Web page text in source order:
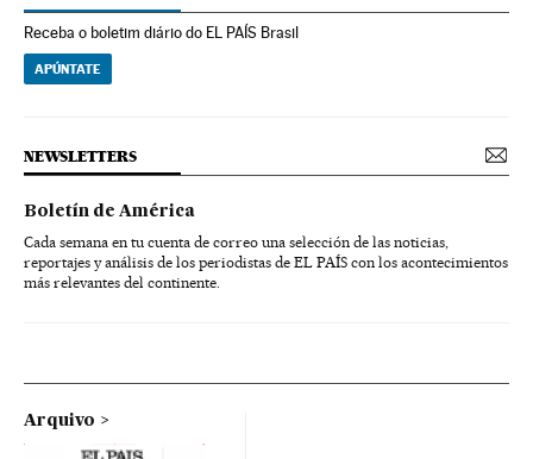
Receba o boletim diário do EL PAÍS Brasil
APÚNTATE
NEWSLETTERS
Boletín de América
Cada semana en tu cuenta de correo una selección de las noticias,
reportajes y análisis de los periodistas de EL PAÍS con los acontecimientos
más relevantes del continente.
Arquivo